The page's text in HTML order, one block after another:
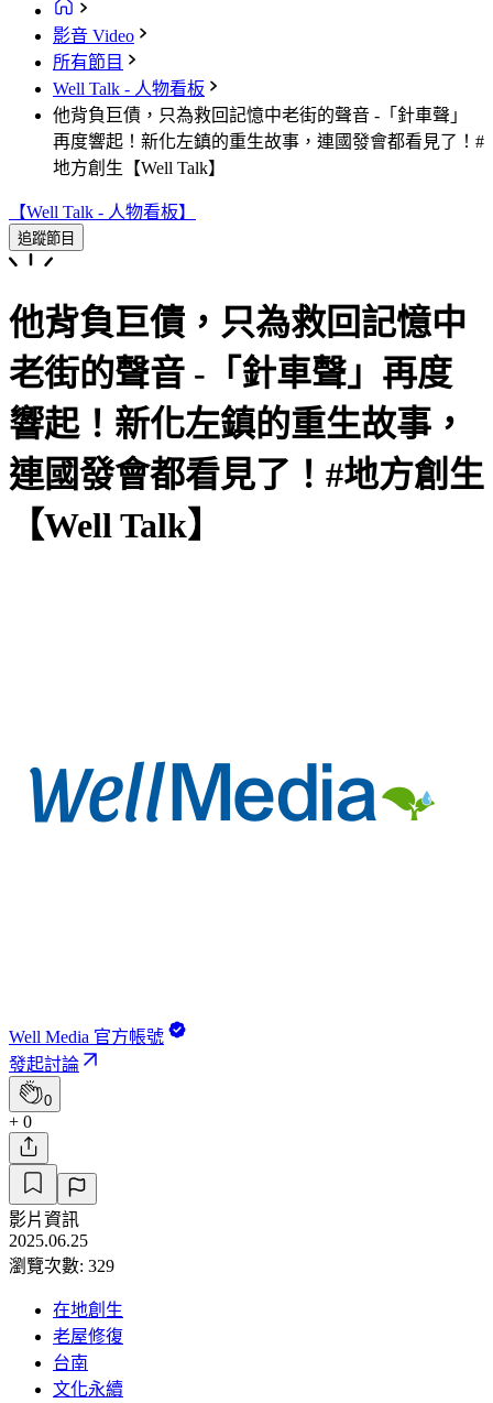
影音 Video
所有節目
Well Talk - 人物看板
他背負巨債，只為救回記憶中老街的聲音 -「針車聲」
再度響起！新化左鎮的重生故事，連國發會都看見了！#
地方創生【Well Talk】
【Well Talk - 人物看板】
追蹤節目
他背負巨債，只為救回記憶中
老街的聲音 -「針車聲」再度
響起！新化左鎮的重生故事，
連國發會都看見了！#地方創生
【Well Talk】
Well Media 官方帳號
發起討論
0
+ 0
影片資訊
2025.06.25
瀏覽次數: 329
在地創生
老屋修復
台南
文化永續